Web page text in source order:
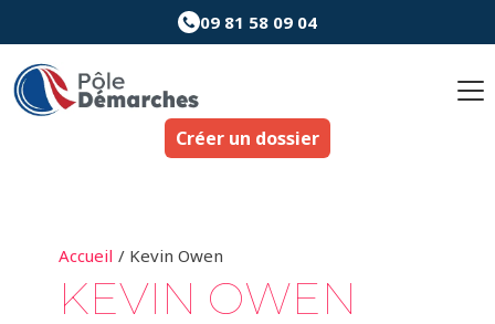
au
contenu
09 81 58 09 04
Créer un dossier
Accueil Kevin Owen
KEVIN OWEN